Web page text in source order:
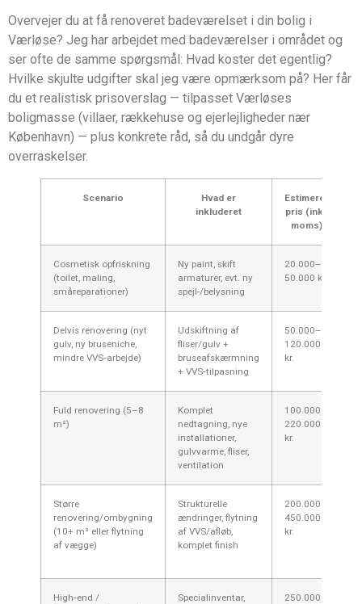
Overvejer du at få renoveret badeværelset i din bolig i
Værløse? Jeg har arbejdet med badeværelser i området og
ser ofte de samme spørgsmål: Hvad koster det egentlig?
Hvilke skjulte udgifter skal jeg være opmærksom på? Her får
du et realistisk prisoverslag — tilpasset Værløses
boligmasse (villaer, rækkehuse og ejerlejligheder nær
København) — plus konkrete råd, så du undgår dyre
overraskelser.
Scenario
Hvad er
inkluderet
Estimeret
pris (inkl.
moms)
Cosmetisk opfriskning
(toilet, maling,
småreparationer)
Ny paint, skift
armaturer, evt. ny
spejl-/belysning
20.000–
50.000 kr.
Delvis renovering (nyt
gulv, ny bruseniche,
mindre VVS‑arbejde)
Udskiftning af
fliser/gulv +
bruseafskærmning
+ VVS‑tilpasning
50.000–
120.000
kr.
Fuld renovering (5–8
m²)
Komplet
nedtagning, nye
installationer,
gulvvarme, fliser,
ventilation
100.000–
220.000
kr.
Større
renovering/ombygning
(10+ m² eller flytning
af vægge)
Strukturelle
ændringer, flytning
af VVS/afløb,
komplet finish
200.000–
450.000+
kr.
High‑end /
Specialinventar,
250.000–